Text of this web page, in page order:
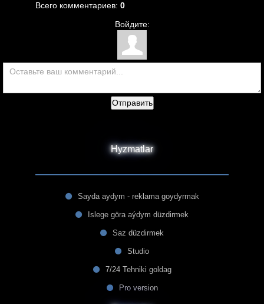
Всего комментариев: 0
Войдите:
Отправить
Hyzmatlar
Sayda aydym - reklama goydyrmak
Islege göra aýdym düzdirmek
Saz düzdirmek
Studio
7/24 Tehniki goldag
Pro version